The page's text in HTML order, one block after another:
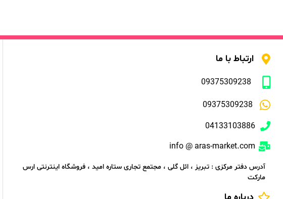
ارتباط با ما
09375309238
09375309238
04133103886
info @ aras-market.com
آدرس دفتر مرکزی : تبریز ، ائل گلی ، مجتمع تجاری ستاره امید ، فروشگاه اینترنتی ارس
مارکت